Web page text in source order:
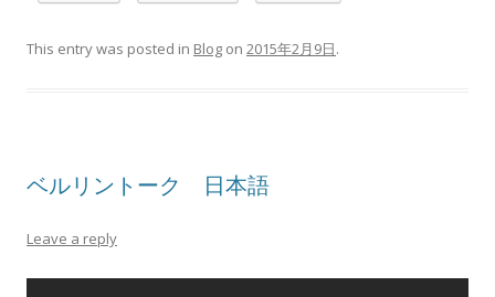
This entry was posted in Blog on 2015年2月9日.
ベルリントーク 日本語
Leave a reply